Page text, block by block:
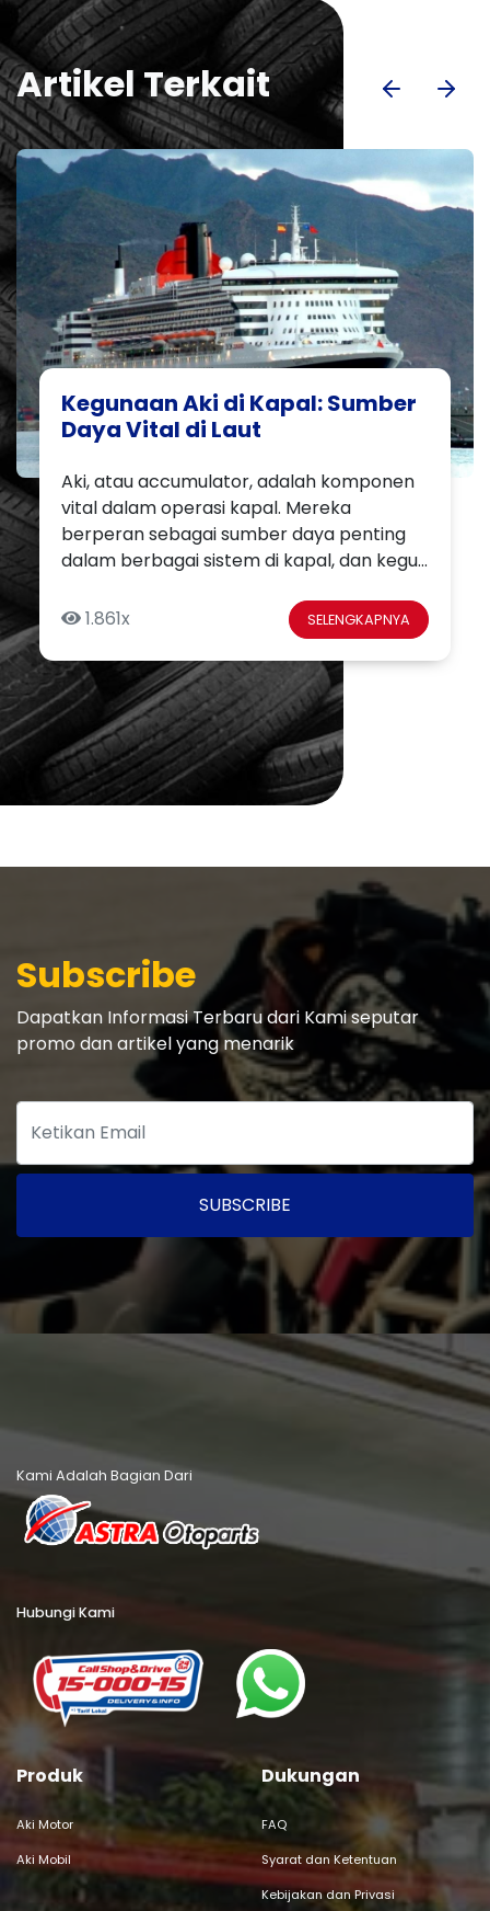
Artikel Terkait
Kegunaan Aki di Kapal: Sumber
Daya Vital di Laut
Aki, atau accumulator, adalah komponen
vital dalam operasi kapal. Mereka
berperan sebagai sumber daya penting
dalam berbagai sistem di kapal, dan kegu...
1.861x SELENGKAPNYA
Subscribe
Dapatkan Informasi Terbaru dari Kami seputar
promo dan artikel yang menarik
SUBSCRIBE
Kami Adalah Bagian Dari
Hubungi Kami
Produk
Aki Motor
Aki Mobil
Dukungan
FAQ
Syarat dan Ketentuan
Kebijakan dan Privasi